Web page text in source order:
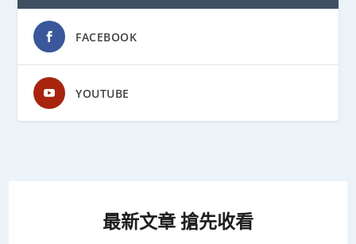
FACEBOOK
YOUTUBE
最新文章 搶先收看